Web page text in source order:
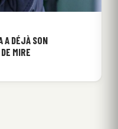
A DÉJÀ SON
MIRE